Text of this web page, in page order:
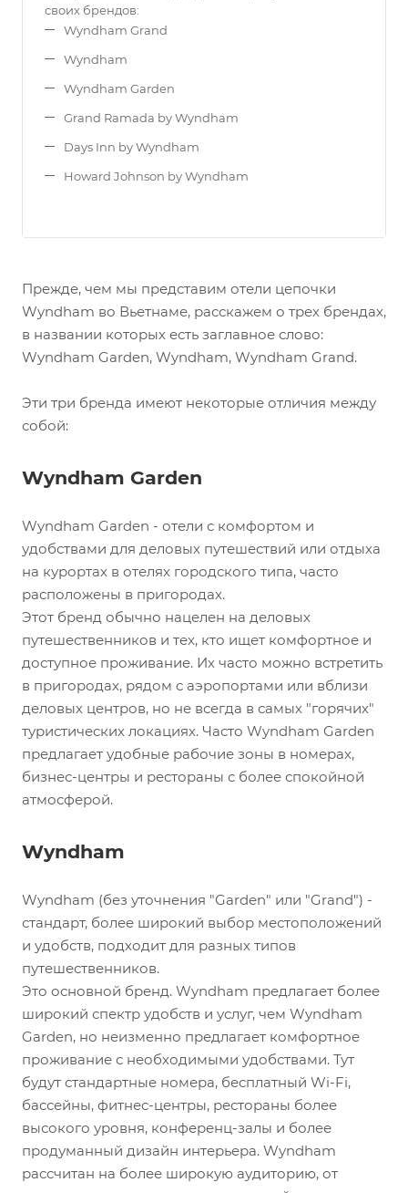
своих брендов:
Wyndham Grand
Wyndham
Wyndham Garden
Grand Ramada by Wyndham
Days Inn by Wyndham
Howard Johnson by Wyndham
Прежде, чем мы представим отели цепочки
Wyndham во Вьетнаме, расскажем о трех брендах,
в названии которых есть заглавное слово:
Wyndham Garden, Wyndham, Wyndham Grand.
Эти три бренда имеют некоторые отличия между
собой:
Wyndham Garden
Wyndham Garden - отели с комфортом и
удобствами для деловых путешествий или отдыха
на курортах в отелях городского типа, часто
расположены в пригородах.
Этот бренд обычно нацелен на деловых
путешественников и тех, кто ищет комфортное и
доступное проживание. Их часто можно встретить
в пригородах, рядом с аэропортами или вблизи
деловых центров, но не всегда в самых "горячих"
туристических локациях. Часто Wyndham Garden
предлагает удобные рабочие зоны в номерах,
бизнес-центры и рестораны с более спокойной
атмосферой.
Wyndham
Wyndham (без уточнения "Garden" или "Grand") -
стандарт, более широкий выбор местоположений
и удобств, подходит для разных типов
путешественников.
Это основной бренд. Wyndham предлагает более
широкий спектр удобств и услуг, чем Wyndham
Garden, но неизменно предлагает комфортное
проживание с необходимыми удобствами. Тут
будут стандартные номера, бесплатный Wi-Fi,
бассейны, фитнес-центры, рестораны более
высокого уровня, конференц-залы и более
продуманный дизайн интерьера. Wyndham
рассчитан на более широкую аудиторию, от